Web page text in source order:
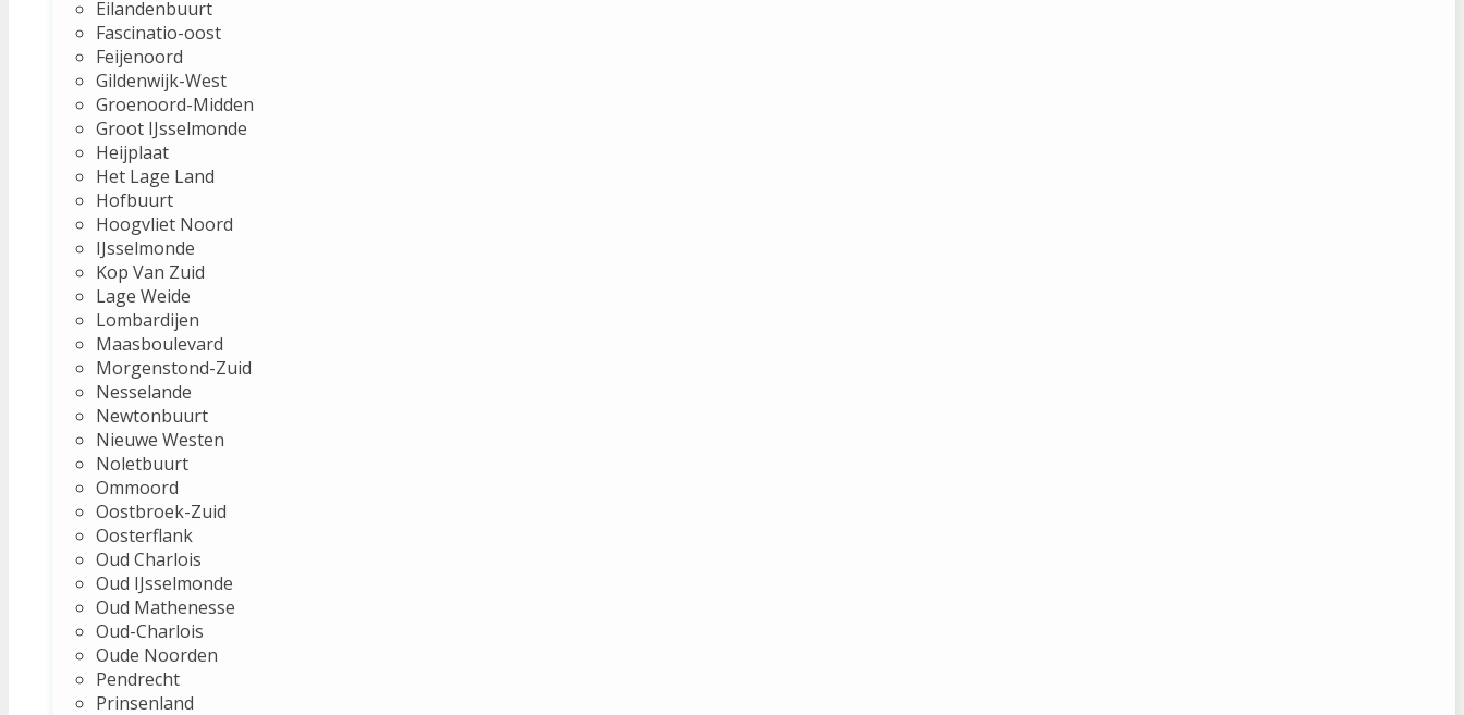
Eilandenbuurt
Fascinatio-oost
Feijenoord
Gildenwijk-West
Groenoord-Midden
Groot IJsselmonde
Heijplaat
Het Lage Land
Hofbuurt
Hoogvliet Noord
IJsselmonde
Kop Van Zuid
Lage Weide
Lombardijen
Maasboulevard
Morgenstond-Zuid
Nesselande
Newtonbuurt
Nieuwe Westen
Noletbuurt
Ommoord
Oostbroek-Zuid
Oosterflank
Oud Charlois
Oud IJsselmonde
Oud Mathenesse
Oud-Charlois
Oude Noorden
Pendrecht
Prinsenland